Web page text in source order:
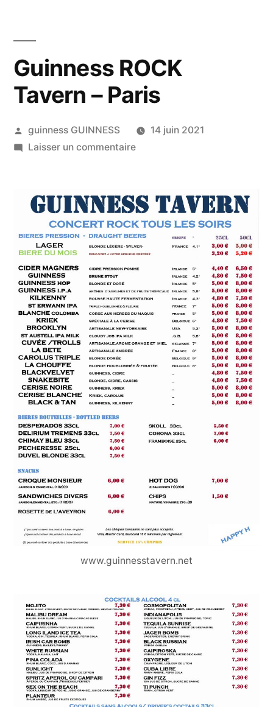
Guinness ROCK
Tavern – Paris
guinness GUINNESS
14 juin 2021
Laisser un commentaire
www.guinnesstavern.net